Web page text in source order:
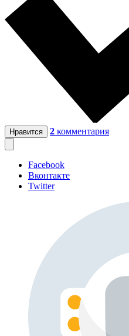
Нравится 2 комментария
Facebook
Вконтакте
Twitter